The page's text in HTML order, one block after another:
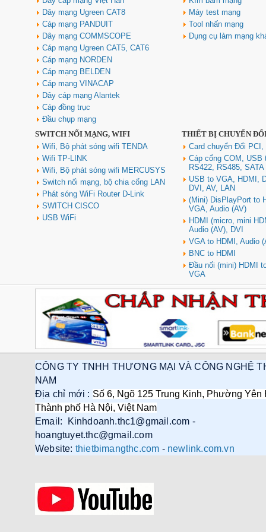
nhiễu chống cháy ALANTEK
301-FRS015-E01P-3SG5 cao cấp
Giá: Liên hệ
Hub USB Type C Groovy Robot
Uno 6 in 1 ra USB-C, USB-A 3.2,
HDMI 4K@60Hz, Sạc PD 100W
Ugreen 35998
Giá: 650,000 VNĐ
Hub USB Type-C 6 in 1 HDMI
4K@60Hz, Hub USB 3.0, Lan,
PD 100W Ugreen 45000 cao cấp
Giá: 650,000 VNĐ
Cáp điều khiển 2 đôi 22AWG
(Belden Control 22AWG 2pair
cable 305m cuộn) - (8723) cao
Dây mạng Ugreen CAT8
Cáp mạng PANDUIT
Dây mạng COMMSCOPE
Cáp mạng Ugreen CAT5, CAT6
Cáp mạng NORDEN
Cáp mạng BELDEN
Cáp mạng VINACAP
Dây cáp mạng Alantek
Cáp đồng trục
Đầu chụp mạng
Máy test mạng
Tool nhấn mạng
Dụng cụ làm mạng
SWITCH NỐI MẠNG, WIFI
Wifi, Bộ phát sóng wifi TENDA
Wifi TP-LINK
Wifi, Bộ phát sóng wifi MERCUSYS
Switch nối mạng, bộ chia cổng LAN
Phát sóng WiFi Router D-Link
SWITCH CISCO
USB WiFi
THIẾT BỊ CHUYỂN
Card chuyển Đổi
Cáp cổng COM, USB
RS422, RS485, SATA
USB to VGA, HDMI,
DVI, AV, LAN
(Mini) DisPlayPort to
VGA, Audio (AV)
HDMI (micro, mini
Audio (AV), DVI
VGA to HDMI, Audio
BNC to HDMI
Đầu nối (mini) HDMI
VGA
CÔNG TY TNHH THƯƠNG MẠI VÀ CÔNG NGHỆ
NAM
Địa chỉ mới : Số 6, Ngõ 125 Trung Kinh, Phường Yên
Thành phố Hà Nội, Việt Nam
Email: Kinhdoanh.thc1@gmail.com -
hoangtuyet.thc@gmail.com
Website: thietbimangthc.com - newlink.com.vn